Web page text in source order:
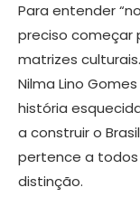
Para entender
preciso começar
matrizes
Nilma Lino
história
a construir o
pertence a todos
distinção.